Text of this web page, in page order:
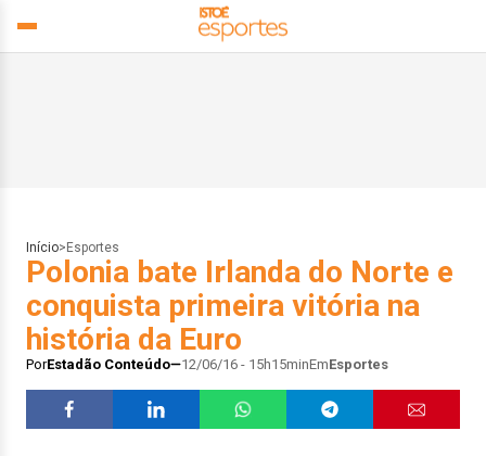
Início> Esportes
Polonia bate Irlanda do Norte e
conquista primeira vitória na
história da Euro
PorEstadão Conteúdo 12/06/16 - 15h15minEmEsportes